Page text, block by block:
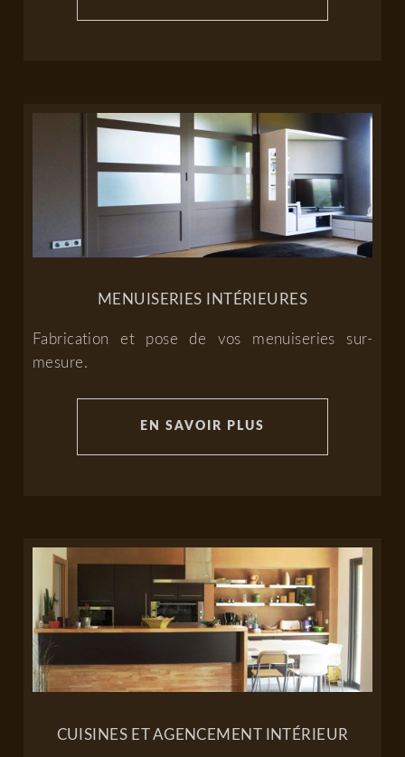
MENUISERIES INTÉRIEURES
Fabrication et pose de vos menuiseries sur-
mesure.
EN SAVOIR PLUS
CUISINES ET AGENCEMENT INTÉRIEUR